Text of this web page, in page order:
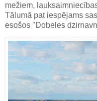
mežiem,
Tālumā pat iespējams
esošos "Dobeles